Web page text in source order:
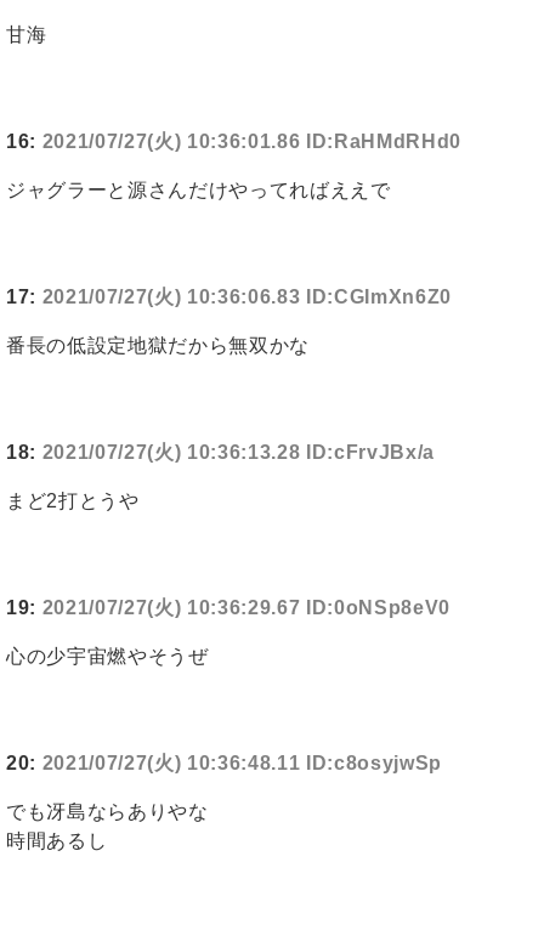
甘海
16: 2021/07/27(火) 10:36:01.86 ID:RaHMdRHd0
ジャグラーと源さんだけやってればええで
17: 2021/07/27(火) 10:36:06.83 ID:CGImXn6Z0
番長の低設定地獄だから無双かな
18: 2021/07/27(火) 10:36:13.28 ID:cFrvJBx/a
まど2打とうや
19: 2021/07/27(火) 10:36:29.67 ID:0oNSp8eV0
心の少宇宙燃やそうぜ
20: 2021/07/27(火) 10:36:48.11 ID:c8osyjwSp
でも冴島ならありやな
時間あるし